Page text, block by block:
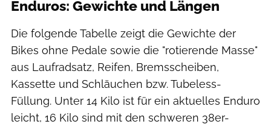
Enduros: Gewichte und Längen
Die folgende Tabelle zeigt die Gewichte der
Bikes ohne Pedale sowie die "rotierende Masse"
aus Laufradsatz, Reifen, Bremsscheiben,
Kassette und Schläuchen bzw. Tubeless-
Füllung. Unter 14 Kilo ist für ein aktuelles Enduro
leicht, 16 Kilo sind mit den schweren 38er-